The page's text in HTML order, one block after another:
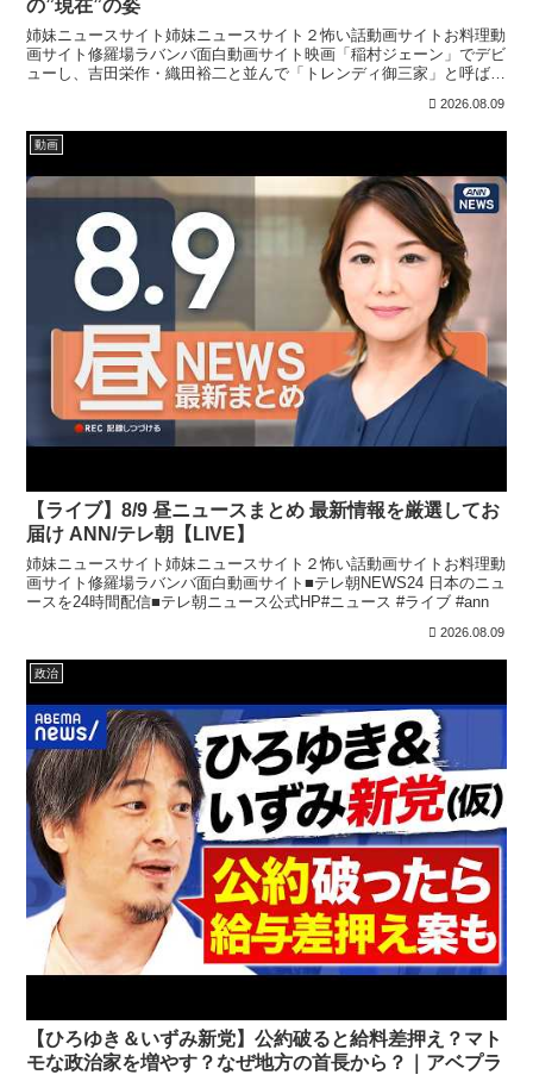
の”現在”の姿
姉妹ニュースサイト姉妹ニュースサイト２怖い話動画サイトお料理動
画サイト修羅場ラバンバ面白動画サイト映画「稲村ジェーン」でデビ
ューし、吉田栄作・織田裕二と並んで「トレンディ御三家」と呼ばれ
2026.08.09
動画
【ライブ】8/9 昼ニュースまとめ 最新情報を厳選してお
届け ANN/テレ朝【LIVE】
姉妹ニュースサイト姉妹ニュースサイト２怖い話動画サイトお料理動
画サイト修羅場ラバンバ面白動画サイト■テレ朝NEWS24 日本のニュ
ースを24時間配信■テレ朝ニュース公式HP#ニュース #ライブ #ann
2026.08.09
政治
【ひろゆき＆いずみ新党】公約破ると給料差押え？マト
モな政治家を増やす？なぜ地方の首長から？｜アベプラ